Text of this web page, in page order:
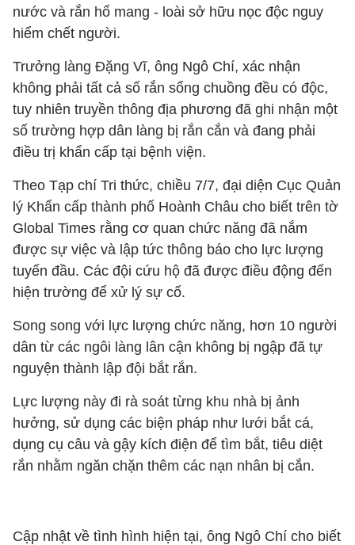
nước và rắn hổ mang - loài sở hữu nọc độc nguy
hiểm chết người.
Trưởng làng Đặng Vĩ, ông Ngô Chí, xác nhận
không phải tất cả số rắn sổng chuồng đều có độc,
tuy nhiên truyền thông địa phương đã ghi nhận một
số trường hợp dân làng bị rắn cắn và đang phải
điều trị khẩn cấp tại bệnh viện.
Theo Tạp chí Tri thức, chiều 7/7, đại diện Cục Quản
lý Khẩn cấp thành phố Hoành Châu cho biết trên tờ
Global Times rằng cơ quan chức năng đã nắm
được sự việc và lập tức thông báo cho lực lượng
tuyến đầu. Các đội cứu hộ đã được điều động đến
hiện trường để xử lý sự cố.
Song song với lực lượng chức năng, hơn 10 người
dân từ các ngôi làng lân cận không bị ngập đã tự
nguyện thành lập đội bắt rắn.
Lực lượng này đi rà soát từng khu nhà bị ảnh
hưởng, sử dụng các biện pháp như lưới bắt cá,
dụng cụ câu và gậy kích điện để tìm bắt, tiêu diệt
rắn nhằm ngăn chặn thêm các nạn nhân bị cắn.
Cập nhật về tình hình hiện tại, ông Ngô Chí cho biết